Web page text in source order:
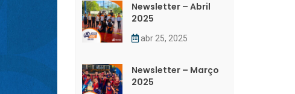
Newsletter – Abril
2025
abr 25, 2025
Newsletter – Março
2025